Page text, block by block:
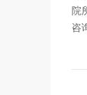
院
咨